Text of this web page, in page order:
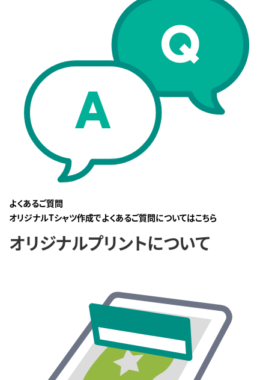
よくあるご質問
オリジナルTシャツ作成でよくあるご質問についてはこちら
オリジナルプリントについて